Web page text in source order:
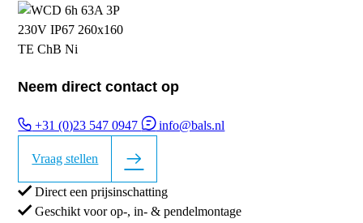
Neem direct contact op
+31 (0)23 547 0947 info@bals.nl
Vraag stellen
Direct een prijsinschatting
Geschikt voor op-, in- & pendelmontage